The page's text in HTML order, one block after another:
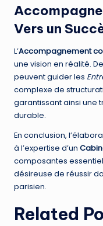
Vers un
L’Accompagnement
une vision en réalité.
peuvent guider les
complexe de
garantissant ainsi une
durable.
En conclusion,
à l’expertise d’un
composantes
désireuse de réussir
parisien.
Related